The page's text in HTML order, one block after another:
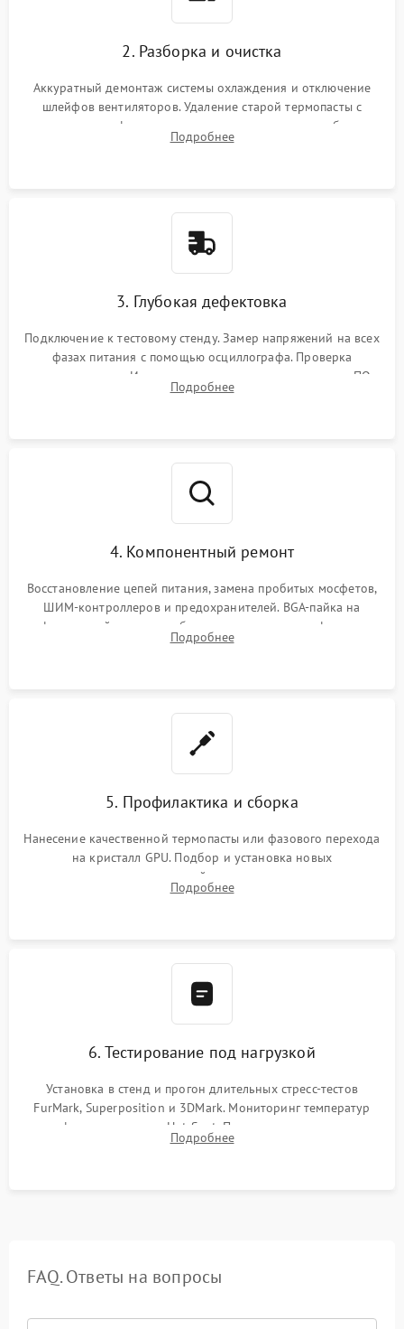
2. Разборка и очистка
Аккуратный демонтаж системы охлаждения и отключение
шлейфов вентиляторов. Удаление старой термопасты с
кристалла графического чипа и термопрокладок с банок
памяти и зоны VRM. Очистка платы от пыли и окислов.
Подробнее
3. Глубокая дефектовка
Подключение к тестовому стенду. Замер напряжений на всех
фазах питания с помощью осциллографа. Проверка
инициализации. Использование специализированного ПО
MATS
Подробнее
4. Компонентный ремонт
Восстановление цепей питания, замена пробитых мосфетов,
ШИМ-контроллеров и предохранителей. BGA-пайка на
инфракрасной станции реболлинг или замена графического
чипа и дефектной памяти GDDR. Прошивка BIOS
Подробнее
5. Профилактика и сборка
Нанесение качественной термопасты или фазового перехода
на кристалл GPU. Подбор и установка новых
термопрокладок правильной толщины на память и цепи
питания. Монтаж радиатора и бэкплейта, подключение и
Подробнее
6. Тестирование под нагрузкой
Установка в стенд и прогон длительных стресс-тестов
FurMark, Superposition и 3DMark. Мониторинг температур
графического чипа и Hot Spot. Проверка на отсутствие
артефактов изображения, вылетов драйвера и зависаний.
Подробнее
FAQ. Ответы на вопросы